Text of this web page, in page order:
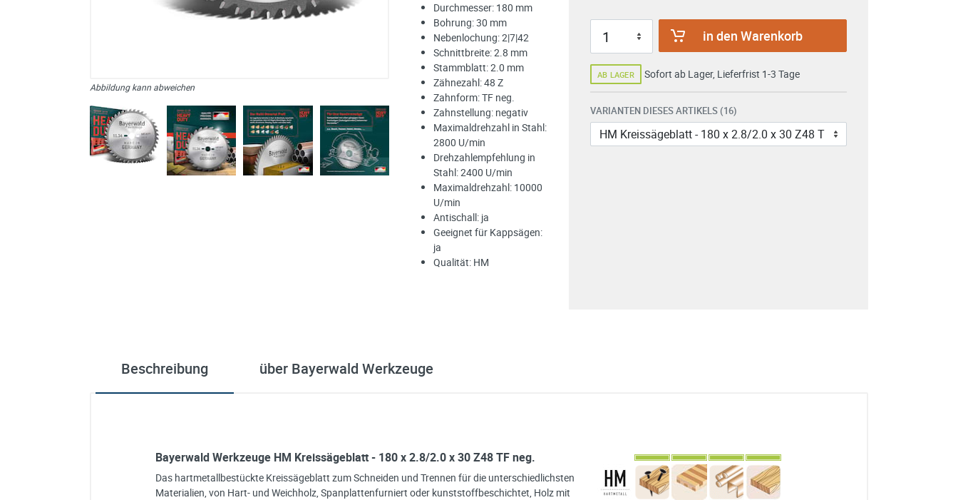
Abbildung kann abweichen
Durchmesser: 180 mm
Bohrung: 30 mm
Nebenlochung: 2|7|42
Schnittbreite: 2.8 mm
Stammblatt: 2.0 mm
Zähnezahl: 48 Z
Zahnform: TF neg.
Zahnstellung: negativ
Maximaldrehzahl in Stahl:
2800 U/min
Drehzahlempfehlung in
Stahl: 2400 U/min
Maximaldrehzahl: 10000
U/min
Antischall: ja
Geeignet für Kappsägen:
ja
Qualität: HM
in den Warenkorb
AB LAGER Sofort ab Lager, Lieferfrist 1-3 Tage
VARIANTEN DIESES ARTIKELS (16)
Beschreibung über Bayerwald Werkzeuge
Bayerwald Werkzeuge HM Kreissägeblatt - 180 x 2.8/2.0 x 30 Z48 TF neg.
Das hartmetallbestückte Kreissägeblatt zum Schneiden und Trennen für die unterschiedlichsten
Materialien, von Hart- und Weichholz, Spanplattenfurniert oder kunststoffbeschichtet, Holz mit